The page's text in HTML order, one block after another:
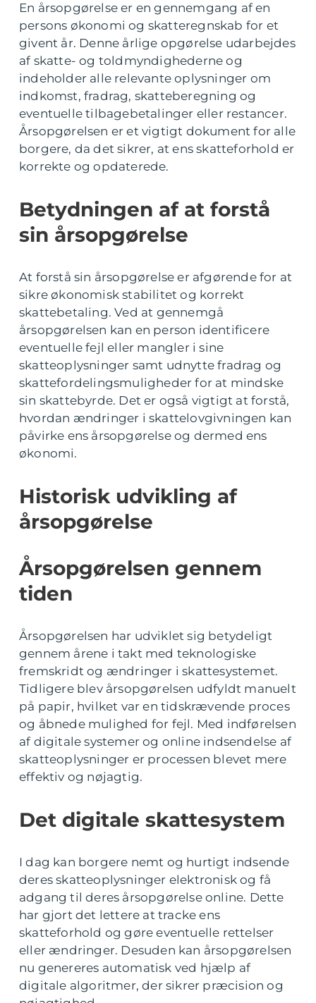
En årsopgørelse er en gennemgang af en
persons økonomi og skatteregnskab for et
givent år. Denne årlige opgørelse udarbejdes
af skatte- og toldmyndighederne og
indeholder alle relevante oplysninger om
indkomst, fradrag, skatteberegning og
eventuelle tilbagebetalinger eller restancer.
Årsopgørelsen er et vigtigt dokument for alle
borgere, da det sikrer, at ens skatteforhold er
korrekte og opdaterede.
Betydningen af at forstå
sin årsopgørelse
At forstå sin årsopgørelse er afgørende for at
sikre økonomisk stabilitet og korrekt
skattebetaling. Ved at gennemgå
årsopgørelsen kan en person identificere
eventuelle fejl eller mangler i sine
skatteoplysninger samt udnytte fradrag og
skattefordelingsmuligheder for at mindske
sin skattebyrde. Det er også vigtigt at forstå,
hvordan ændringer i skattelovgivningen kan
påvirke ens årsopgørelse og dermed ens
økonomi.
Historisk udvikling af
årsopgørelse
Årsopgørelsen gennem
tiden
Årsopgørelsen har udviklet sig betydeligt
gennem årene i takt med teknologiske
fremskridt og ændringer i skattesystemet.
Tidligere blev årsopgørelsen udfyldt manuelt
på papir, hvilket var en tidskrævende proces
og åbnede mulighed for fejl. Med indførelsen
af digitale systemer og online indsendelse af
skatteoplysninger er processen blevet mere
effektiv og nøjagtig.
Det digitale skattesystem
I dag kan borgere nemt og hurtigt indsende
deres skatteoplysninger elektronisk og få
adgang til deres årsopgørelse online. Dette
har gjort det lettere at tracke ens
skatteforhold og gøre eventuelle rettelser
eller ændringer. Desuden kan årsopgørelsen
nu genereres automatisk ved hjælp af
digitale algoritmer, der sikrer præcision og